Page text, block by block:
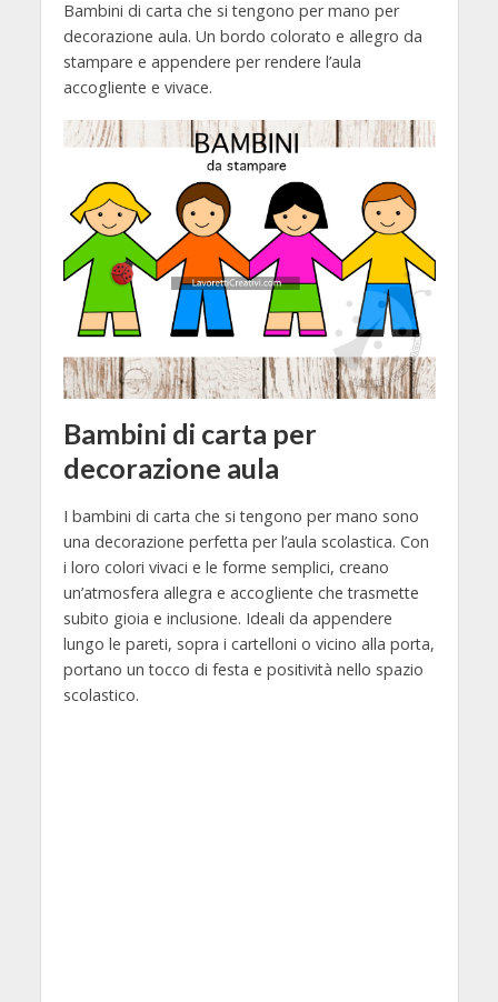
Bambini di carta che si tengono per mano per
decorazione aula. Un bordo colorato e allegro da
stampare e appendere per rendere l’aula
accogliente e vivace.
Bambini di carta per
decorazione aula
I bambini di carta che si tengono per mano sono
una decorazione perfetta per l’aula scolastica. Con
i loro colori vivaci e le forme semplici, creano
un’atmosfera allegra e accogliente che trasmette
subito gioia e inclusione. Ideali da appendere
lungo le pareti, sopra i cartelloni o vicino alla porta,
portano un tocco di festa e positività nello spazio
scolastico.